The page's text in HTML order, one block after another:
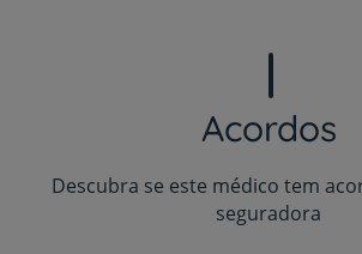
Acordos
Descubra se este médico tem
seguradora